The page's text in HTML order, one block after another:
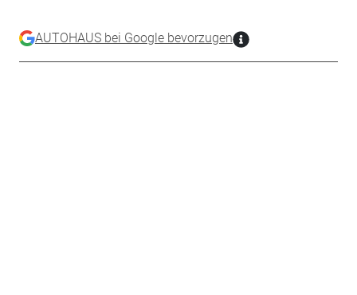
AUTOHAUS bei Google bevorzugen